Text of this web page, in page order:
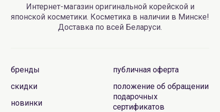
Интернет-магазин оригинальной корейской и
японской косметики. Косметика в наличии в Минске!
Доставка по всей Беларуси.
бренды
скидки
новинки
публичная оферта
положение об обращении
подарочных
сертификатов